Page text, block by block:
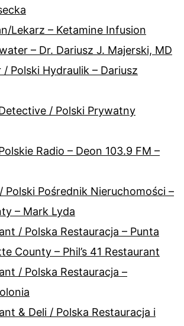
Lekarz – Ketamine Infusion
– Dr. Dariusz J. Majerski, MD
/ Polski Hydraulik – Dariusz
/ Polski Prywatny
Radio – Deon 103.9 FM –
Polski Pośrednik Nieruchomości –
– Mark Lyda
/ Polska Restauracja – Punta
County – Phil’s 41 Restaurant
/ Polska Restauracja –
& Deli / Polska Restauracja i